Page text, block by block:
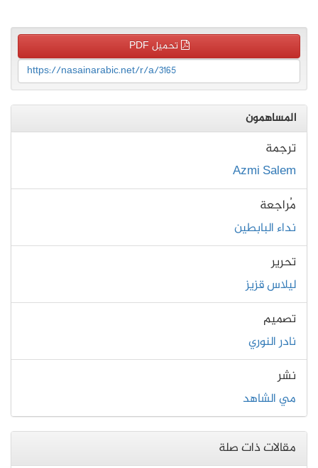
تحميل PDF
https://nasainarabic.net/r/a/3165
المساهمون
ترجمة
Azmi Salem
مُراجعة
نداء البابطين
تحرير
ليلاس قزيز
تصميم
نادر النوري
نشر
مي الشاهد
مقالات ذات صلة